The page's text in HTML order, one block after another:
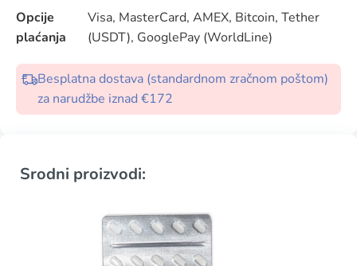
Opcije
plaćanja
Visa, MasterCard, AMEX, Bitcoin, Tether
(USDT), GooglePay (WorldLine)
Besplatna dostava (standardnom zračnom poštom)
za narudžbe iznad €172
Srodni proizvodi: